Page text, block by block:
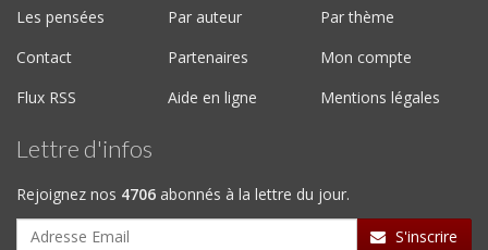
Les pensées
Par auteur
Par thème
Contact
Partenaires
Mon compte
Flux RSS
Aide en ligne Mentions légales
Lettre d'infos
Rejoignez nos 4706 abonnés à la lettre du jour.
S'inscrire